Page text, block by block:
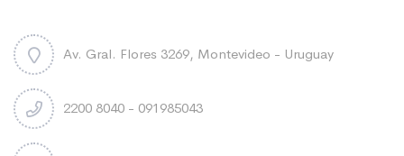
Av. Gral. Flores 3269, Montevideo - Uruguay
2200 8040 - 091985043